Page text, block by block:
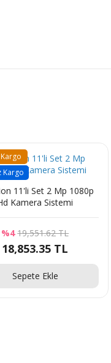
11'li Set 2 Mp 1080p
Kamera Sistemi
%4 19,551.62 TL
18,853.35 TL
Kargo
Sepete Ekle